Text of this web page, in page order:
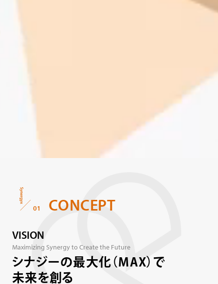
01 CONCEPT
VISION
Maximizing Synergy to Create the Future
シナジーの最大化（MAX）で
未来を創る